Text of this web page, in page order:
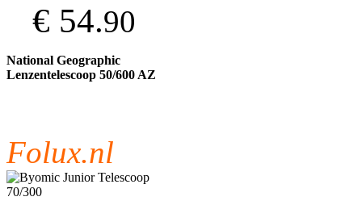
€ 54.90
National Geographic
Lenzentelescoop 50/600 AZ
Folux.nl